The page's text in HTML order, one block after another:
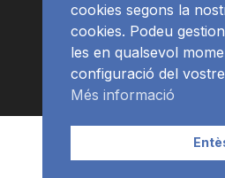
APP
cookies segons la
cookies. Podeu
les en qualsevol
configuració del
Més informació